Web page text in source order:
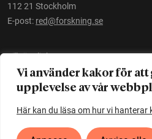
Vi använder kakor för att
upplevelse av vår
Här kan du läsa om hur vi hanterar
112 21 Stockholm
E-post: red@forskning.se
Tillgänglighet
Ett initiativ avVetenskapsrådet